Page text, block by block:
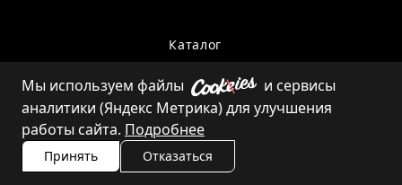
Каталог
Контакты
Мы используем файлы
и сервисы
аналитики (Яндекс Метрика) для улучшения
работы сайта. Подробнее
Принять Отказаться